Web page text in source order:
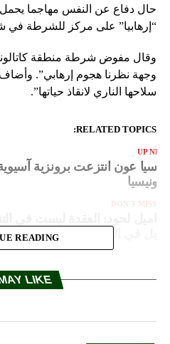
حال دفاع عن النفس مهاجما يحمل
“إرهابيا” على مركز للشرطة في
وقال مفوض شرطة منطقة
وجهة نظرنا هجوم إرهابي”.
سلاحها الناري لانقاذ حياتها”.
RELATED TOPICS:
UP
عون انتزعت برونزية آسيوية
DON'T MISS
بل في التنسيق غير الرسمي
READING
LIKE